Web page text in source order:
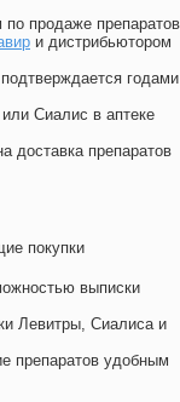
продаже препаратов
и дистрибьютором
годами
Сиалис в аптеке
доставка препаратов
покупки
выписки
Левитры, Сиалиса и
препаратов удобным